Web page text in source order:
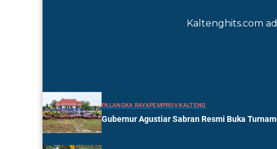
Kaltenghits.com
PALANGKA RAYAPEMPROV KALTENG
Gubernur Agustiar Sabran Resmi Buka